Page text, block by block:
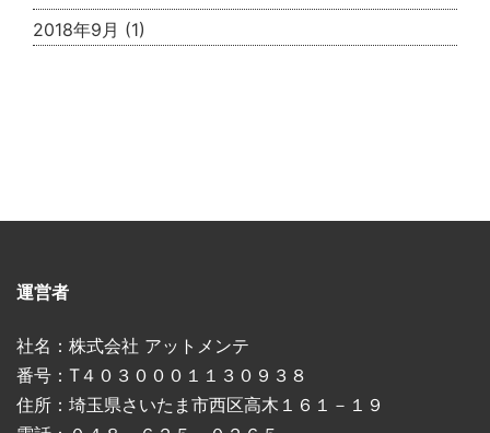
2018年9月 (1)
運営者
社名：株式会社 アットメンテ
番号：T４０３０００１１３０９３８
住所：埼玉県さいたま市西区高木１６１－１９